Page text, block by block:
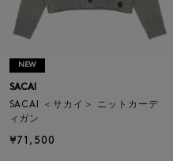
NEW
SACAI
SACAI ＜サカイ＞ ニットカーデ
ィガン
¥71,500